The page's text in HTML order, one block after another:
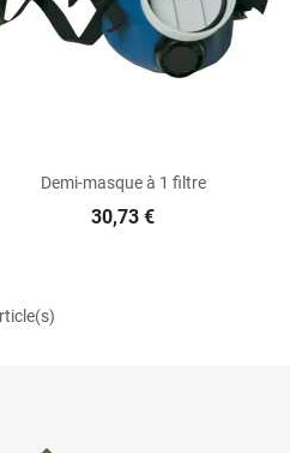
Aperçu rapide
Demi-masque à 1 filtre
30,73 €